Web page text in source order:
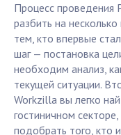
Процесс проведения
разбить на
тем, кто впервые
шаг — постановка
необходим анализ,
текущей ситуации.
Workzilla вы легко
гостиничном
подобрать того, кто